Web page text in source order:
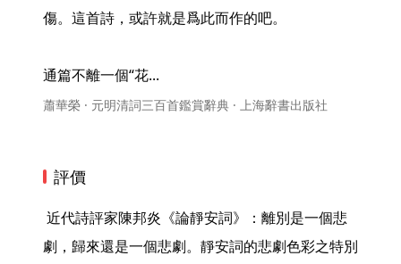
傷。這首詩，或許就是爲此而作的吧。
通篇不離一個“花...
蕭華榮 · 元明清詞三百首鑑賞辭典 · 上海辭書出版社
評價
劇，歸來還是一個悲劇。靜安詞的悲劇色彩之特別